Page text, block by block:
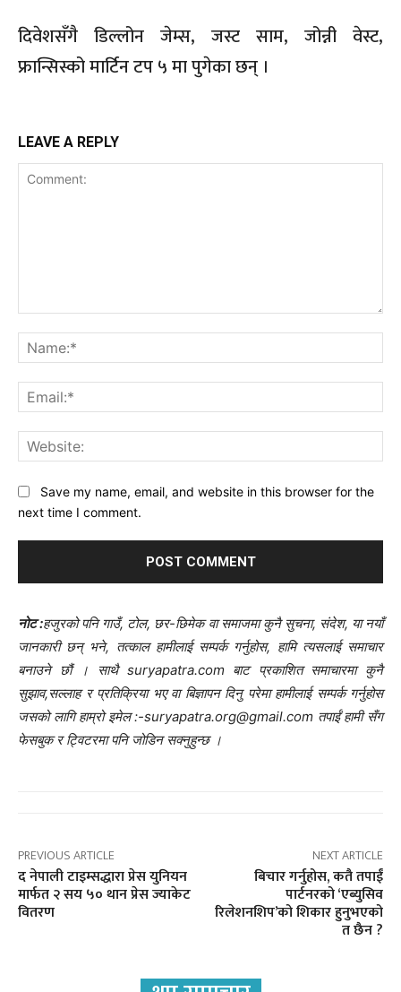
दिवेशसँगै डिल्लोन जेम्स, जस्ट साम, जोन्नी वेस्ट,
फ्रान्सिस्को मार्टिन टप ५ मा पुगेका छन् ।
LEAVE A REPLY
Save my name, email, and website in this browser for the
next time I comment.
नोट :हजुरको पनि गाउँ, टोल, छर-छिमेक वा समाजमा कुनै सुचना, संदेश, या नयाँ
जानकारी छन् भने, तत्काल हामीलाई सम्पर्क गर्नुहोस, हामि त्यसलाई समाचार
बनाउने छौं । साथै suryapatra.com बाट प्रकाशित समाचारमा कुनै
सुझाव,सल्लाह र प्रतिक्रिया भए वा बिज्ञापन दिनु परेमा हामीलाई सम्पर्क गर्नुहोस
जसको लागि हाम्रो इमेल :-suryapatra.org@gmail.com तपाईं हामी सँग
फेसबुक र ट्विटरमा पनि जोडिन सक्नुहुन्छ ।
PREVIOUS ARTICLE
द नेपाली टाइम्सद्धारा प्रेस युनियन
मार्फत २ सय ५० थान प्रेस ज्याकेट
वितरण
NEXT ARTICLE
बिचार गर्नुहोस, कतै तपाईं
पार्टनरको ‘एब्युसिव
रिलेशनशिप’को शिकार हुनुभएको
त छैन ?